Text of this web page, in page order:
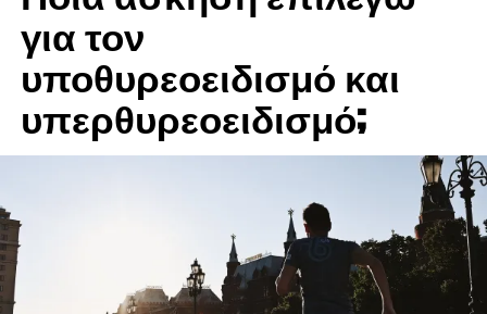
για τον
υποθυρεοειδισμό και
υπερθυρεοειδισμό;